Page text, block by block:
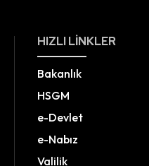
HIZLI LINKLER
Bakanlık
HSGM
e-Devlet
e-Nabız
Valilik